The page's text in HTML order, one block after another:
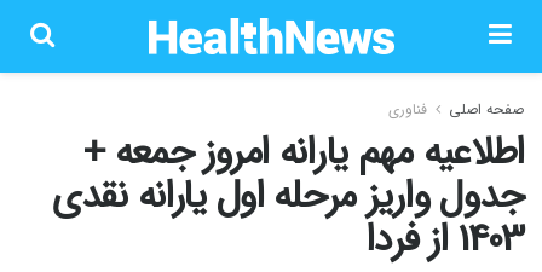
صفحه اصلی فناوری
اطلاعیه مهم یارانه امروز جمعه +
جدول واریز مرحله اول یارانه نقدی
1403 از فردا